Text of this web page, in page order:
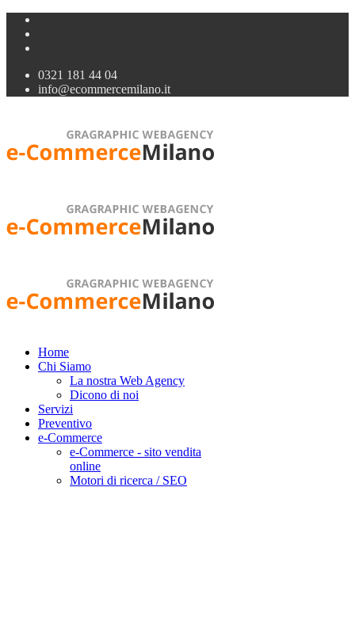
0321 181 44 04
info@ecommercemilano.it
Home
Chi Siamo
La nostra Web Agency
Dicono di noi
Servizi
Preventivo
e-Commerce
e-Commerce - sito vendita
online
Motori di ricerca / SEO